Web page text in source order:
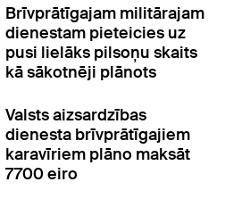
Brīvprātīgajam militārajam
dienestam pieteicies uz
pusi lielāks pilsoņu skaits
kā sākotnēji plānots
Valsts aizsardzības
dienesta brīvprātīgajiem
karavīriem plāno maksāt
7700 eiro